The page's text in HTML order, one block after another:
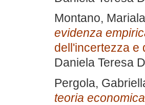
Montano,
evidenza
dell'incertezza e
Daniela Teresa
Pergola,
teoria